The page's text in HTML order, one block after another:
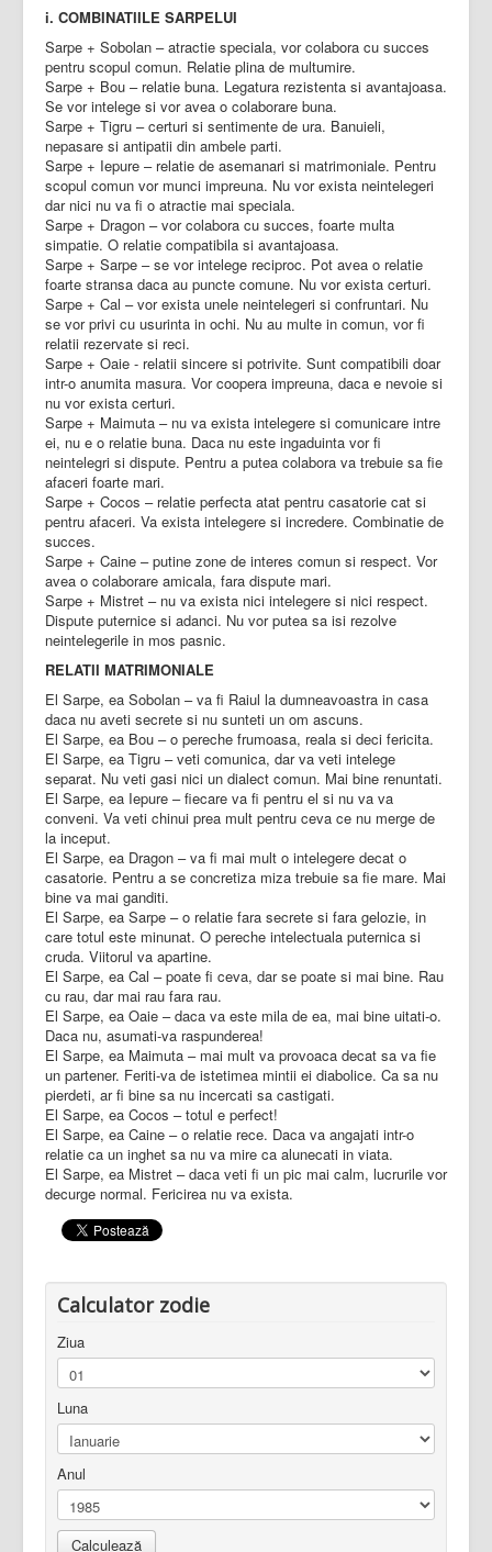
i. COMBINATIILE SARPELUI
Sarpe + Sobolan – atractie speciala, vor colabora cu succes
pentru scopul comun. Relatie plina de multumire.
Sarpe + Bou – relatie buna. Legatura rezistenta si avantajoasa.
Se vor intelege si vor avea o colaborare buna.
Sarpe + Tigru – certuri si sentimente de ura. Banuieli,
nepasare si antipatii din ambele parti.
Sarpe + Iepure – relatie de asemanari si matrimoniale. Pentru
scopul comun vor munci impreuna. Nu vor exista neintelegeri
dar nici nu va fi o atractie mai speciala.
Sarpe + Dragon – vor colabora cu succes, foarte multa
simpatie. O relatie compatibila si avantajoasa.
Sarpe + Sarpe – se vor intelege reciproc. Pot avea o relatie
foarte stransa daca au puncte comune. Nu vor exista certuri.
Sarpe + Cal – vor exista unele neintelegeri si confruntari. Nu
se vor privi cu usurinta in ochi. Nu au multe in comun, vor fi
relatii rezervate si reci.
Sarpe + Oaie - relatii sincere si potrivite. Sunt compatibili doar
intr-o anumita masura. Vor coopera impreuna, daca e nevoie si
nu vor exista certuri.
Sarpe + Maimuta – nu va exista intelegere si comunicare intre
ei, nu e o relatie buna. Daca nu este ingaduinta vor fi
neintelegri si dispute. Pentru a putea colabora va trebuie sa fie
afaceri foarte mari.
Sarpe + Cocos – relatie perfecta atat pentru casatorie cat si
pentru afaceri. Va exista intelegere si incredere. Combinatie de
succes.
Sarpe + Caine – putine zone de interes comun si respect. Vor
avea o colaborare amicala, fara dispute mari.
Sarpe + Mistret – nu va exista nici intelegere si nici respect.
Dispute puternice si adanci. Nu vor putea sa isi rezolve
neintelegerile in mos pasnic.
RELATII MATRIMONIALE
El Sarpe, ea Sobolan – va fi Raiul la dumneavoastra in casa
daca nu aveti secrete si nu sunteti un om ascuns.
El Sarpe, ea Bou – o pereche frumoasa, reala si deci fericita.
El Sarpe, ea Tigru – veti comunica, dar va veti intelege
separat. Nu veti gasi nici un dialect comun. Mai bine renuntati.
El Sarpe, ea Iepure – fiecare va fi pentru el si nu va va
conveni. Va veti chinui prea mult pentru ceva ce nu merge de
la inceput.
El Sarpe, ea Dragon – va fi mai mult o intelegere decat o
casatorie. Pentru a se concretiza miza trebuie sa fie mare. Mai
bine va mai ganditi.
El Sarpe, ea Sarpe – o relatie fara secrete si fara gelozie, in
care totul este minunat. O pereche intelectuala puternica si
cruda. Viitorul va apartine.
El Sarpe, ea Cal – poate fi ceva, dar se poate si mai bine. Rau
cu rau, dar mai rau fara rau.
El Sarpe, ea Oaie – daca va este mila de ea, mai bine uitati-o.
Daca nu, asumati-va raspunderea!
El Sarpe, ea Maimuta – mai mult va provoaca decat sa va fie
un partener. Feriti-va de istetimea mintii ei diabolice. Ca sa nu
pierdeti, ar fi bine sa nu incercati sa castigati.
El Sarpe, ea Cocos – totul e perfect!
El Sarpe, ea Caine – o relatie rece. Daca va angajati intr-o
relatie ca un inghet sa nu va mire ca alunecati in viata.
El Sarpe, ea Mistret – daca veti fi un pic mai calm, lucrurile vor
decurge normal. Fericirea nu va exista.
Calculator zodie
Ziua
Luna
Anul
Calculează